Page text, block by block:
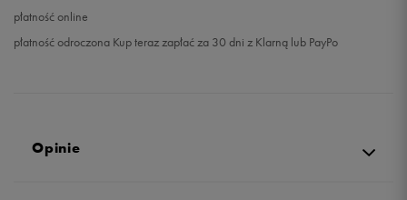
płatność online
płatność odroczona Kup teraz zapłać za 30 dni z Klarną lub PayPo
Opinie